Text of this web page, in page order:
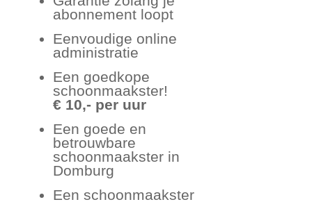
abonnement loopt
Eenvoudige online
administratie
Een goedkope
schoonmaakster!
€ 10,- per uur
Een goede en
betrouwbare
schoonmaakster in
Domburg
Een schoonmaakster